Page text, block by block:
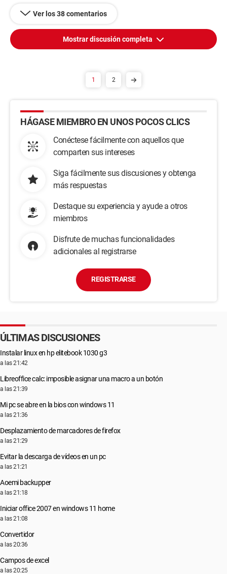
Ver los 38 comentarios
Mostrar discusión completa
1 2
HÁGASE MIEMBRO EN UNOS POCOS CLICS
Conéctese fácilmente con aquellos que
comparten sus intereses
Siga fácilmente sus discusiones y obtenga
más respuestas
Destaque su experiencia y ayude a otros
miembros
Disfrute de muchas funcionalidades
adicionales al registrarse
REGISTRARSE
ÚLTIMAS DISCUSIONES
Instalar linux en hp elitebook 1030 g3
a las 21:42
Libreoffice calc: imposible asignar una macro a un botón
a las 21:39
Mi pc se abre en la bios con windows 11
a las 21:36
Desplazamiento de marcadores de firefox
a las 21:29
Evitar la descarga de vídeos en un pc
a las 21:21
Aoemi backupper
a las 21:18
Iniciar office 2007 en windows 11 home
a las 21:08
Convertidor
a las 20:36
Campos de excel
a las 20:25